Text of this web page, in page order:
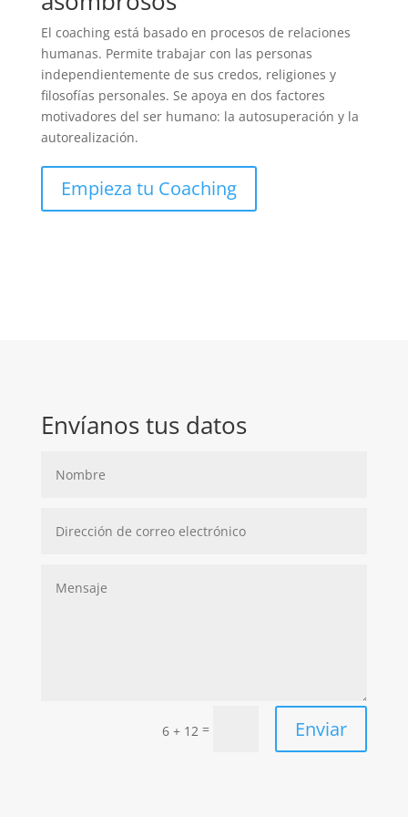
El coaching está basado en procesos de relaciones
humanas. Permite trabajar con las personas
independientemente de sus credos, religiones y
filosofías personales. Se apoya en dos factores
motivadores del ser humano: la autosuperación y la
autorealización.
Empieza tu Coaching
Envíanos tus datos
6 + 12 = Enviar